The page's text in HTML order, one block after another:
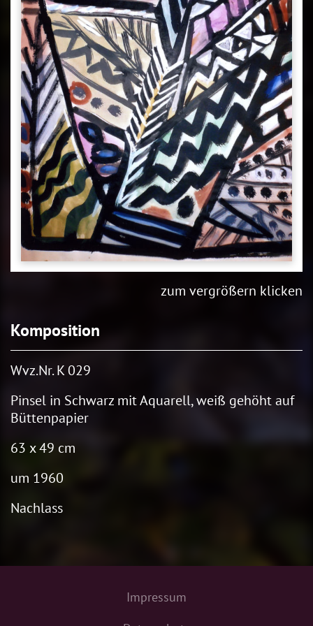
zum vergrößern klicken
Komposition
Wvz.Nr. K 029
Pinsel in Schwarz mit Aquarell, weiß gehöht auf
Büttenpapier
63 x 49 cm
um 1960
Nachlass
Impressum